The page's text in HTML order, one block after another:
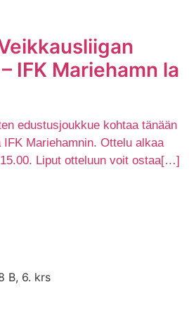
IFK Mariehamn la
edustusjoukkue kohtaa tänään
Mariehamnin. Ottelu alkaa
Liput otteluun voit ostaa[…]
B, 6. krs